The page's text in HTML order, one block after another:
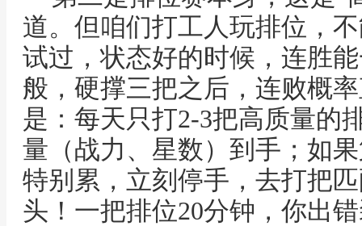
道。但咱们打工人玩排位，
试过，状态好的时候，连胜
般，硬撑三把之后，连败概
是：每天只打2-3把高质量的
量（战力、星数）到手；如
特别累，立刻停手，去打把
头！一把排位20分钟，你出